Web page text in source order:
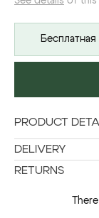
PRODUCT
DELIVERY
RETURNS